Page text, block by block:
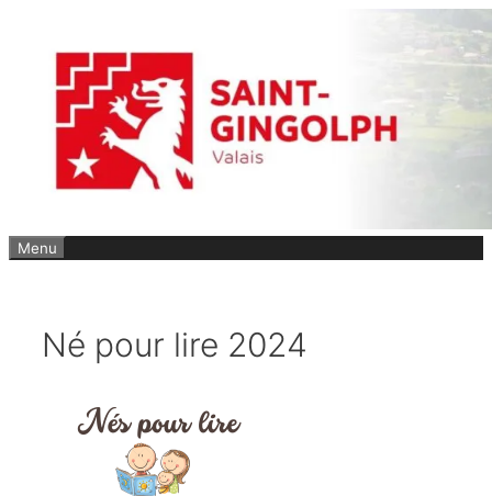
contenu
Menu
Né pour lire 2024